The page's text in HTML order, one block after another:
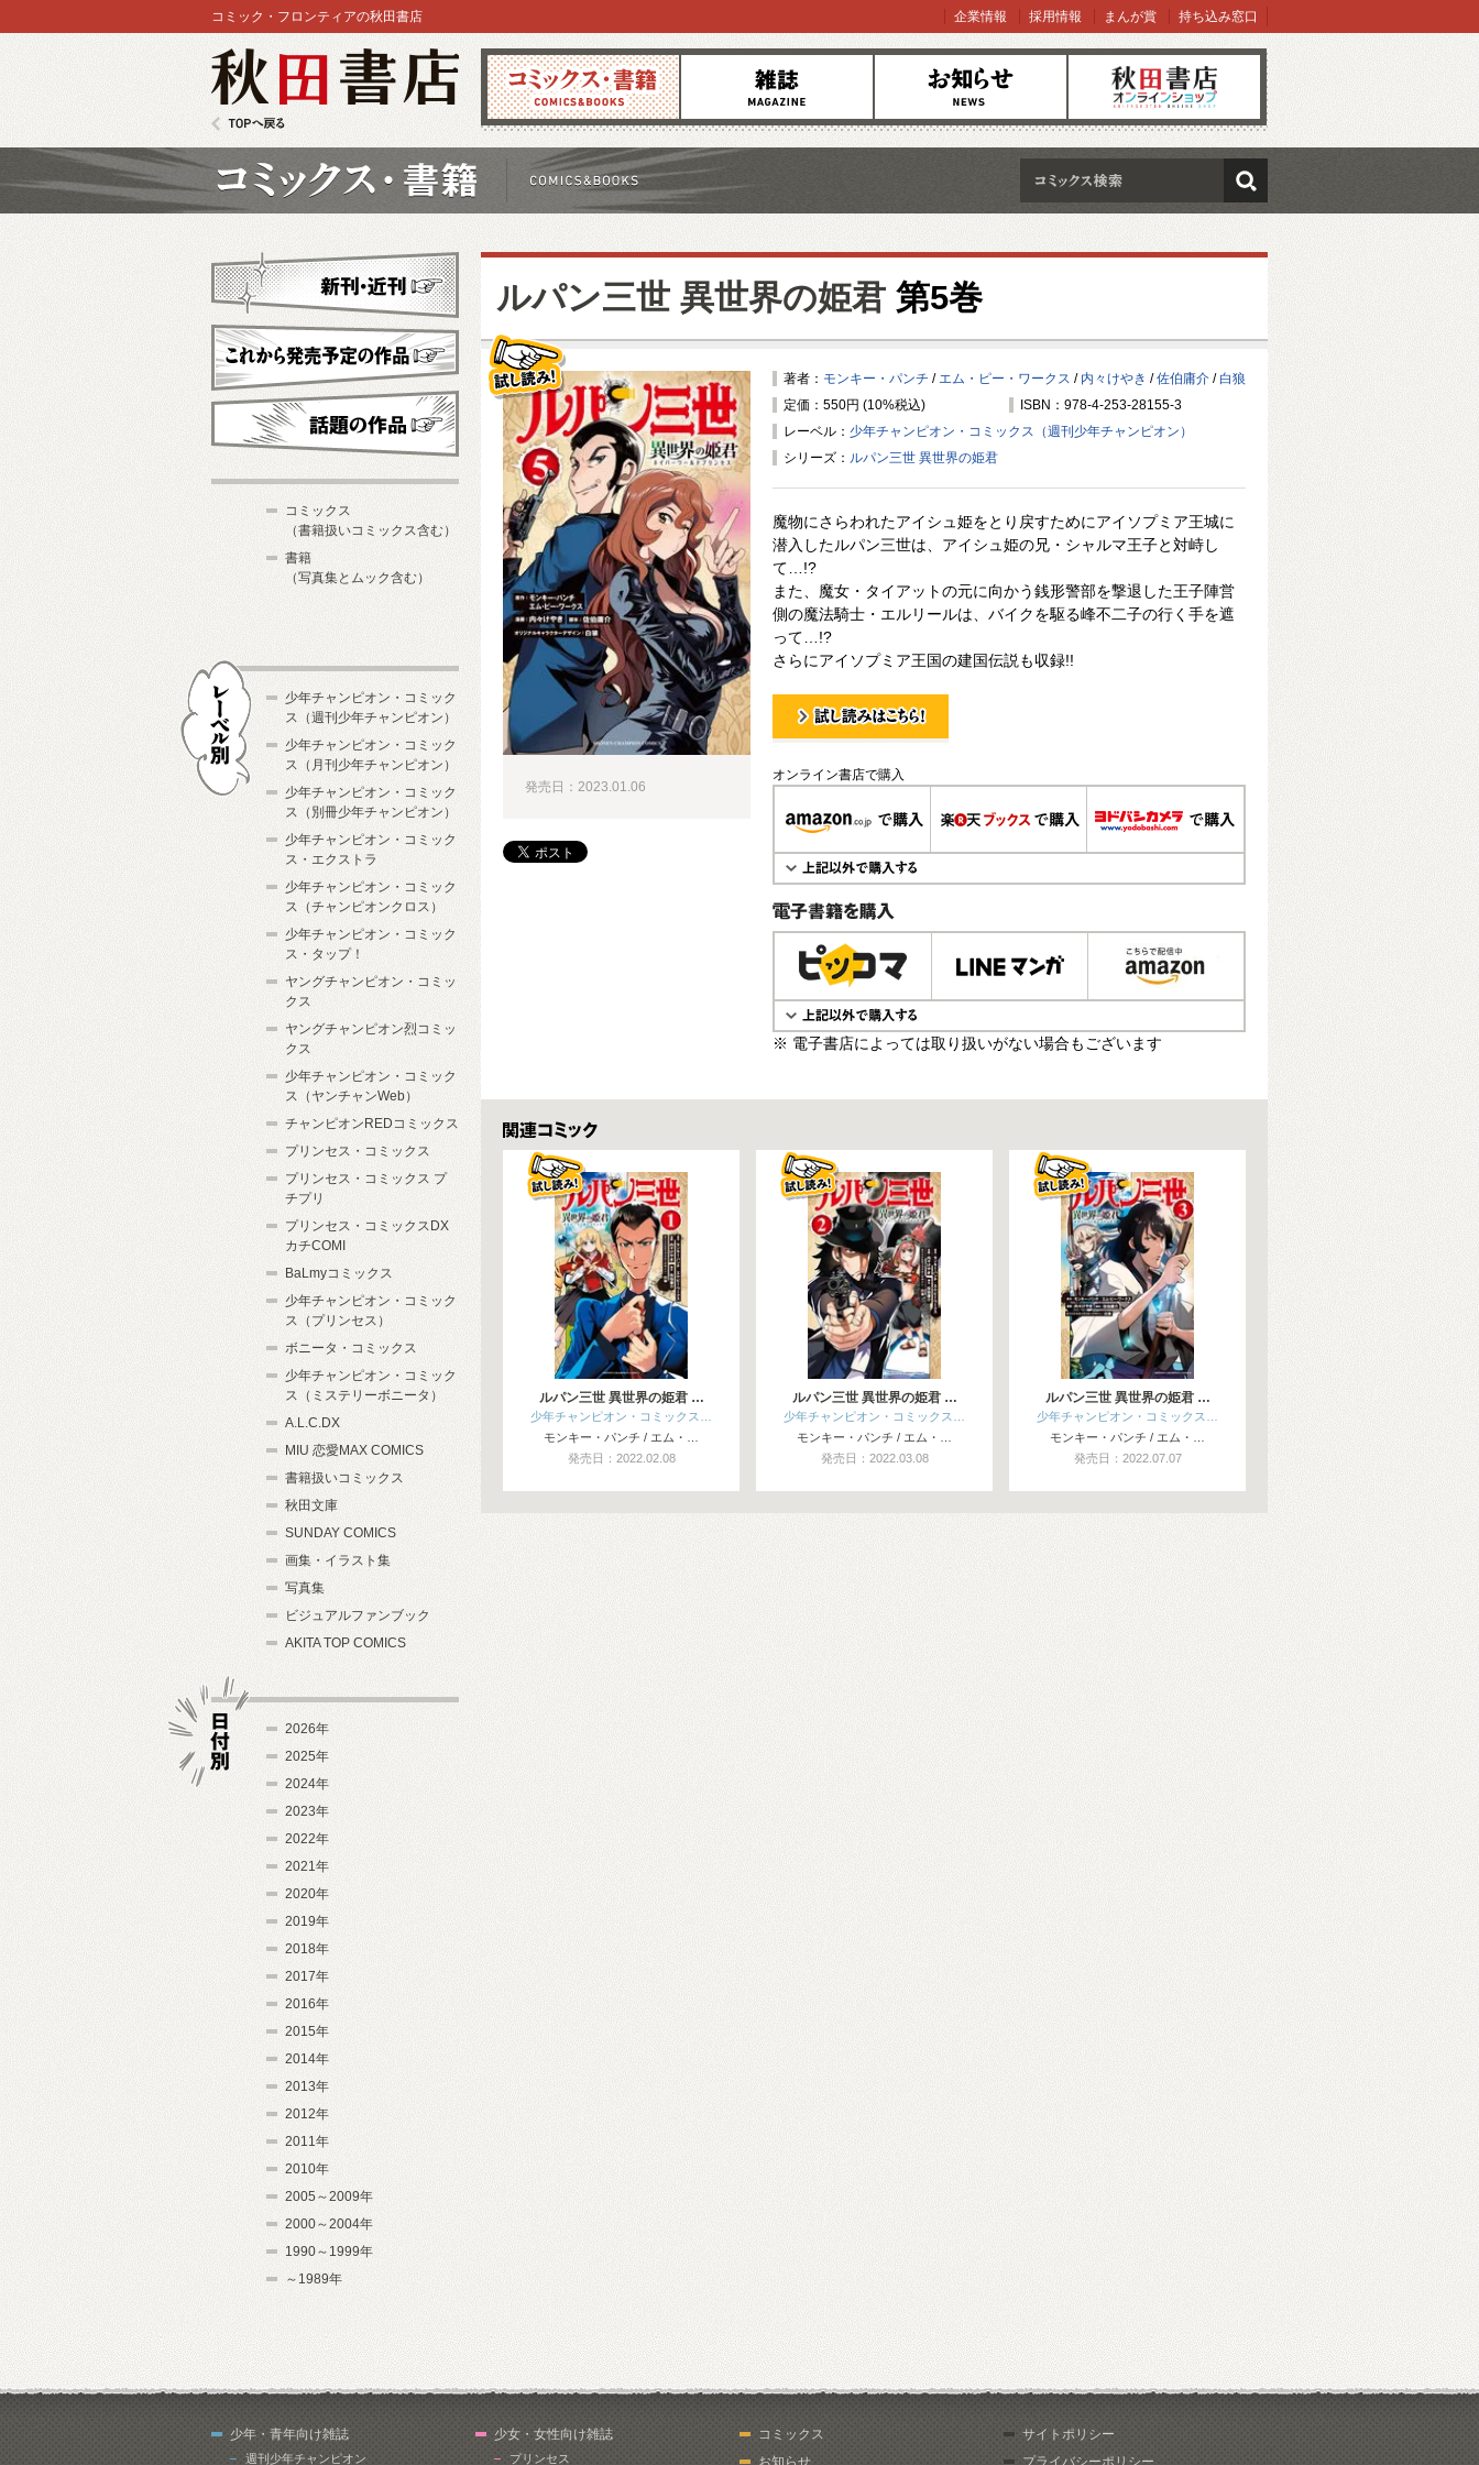
コミックス 雑誌 お知らせ オンラインショップ
コミック・フロンティアの秋田書店 企業情報 採用情報 まんが賞 持ち込み窓口
検索
ルパン三世 異世界の姫君 第5巻
著者： モンキー・パンチ / エム・ピー・ワークス / 内々けやき /佐伯庸介 / 白狼
定価：550円 (10%税込)
ISBN：978-4-253-28155-3
レーベル： 少年チャンピオン・コミックス（週刊少年チャンピオン）
シリーズ： ルパン三世 異世界の姫君
魔物にさらわれたアイシュ姫をとり戻すためにアイソプミア王城に
潜入したルパン三世は、アイシュ姫の兄・シャルマ王子と対峙し
て…!?
また、魔女・タイアットの元に向かう銭形警部を撃退した王子陣営
側の魔法騎士・エルリールは、バイクを駆る峰不二子の行く手を遮
って…!?
さらにアイソプミア王国の建国伝説も収録!!
試し読み！
オンライン書店で購入
電子書籍で購入
※ 電子書店によっては取り扱いがない場合もございます
発売日：2023.01.06
関連コミックス
ルパン三世 異世界の姫君 …
少年チャンピオン・コミックス…
モンキー・パンチ / エム・…
発売日：2022.02.08
ルパン三世 異世界の姫君 …
少年チャンピオン・コミックス…
モンキー・パンチ / エム・…
発売日：2022.03.08
ルパン三世 異世界の姫君 …
少年チャンピオン・コミックス…
モンキー・パンチ / エム・…
発売日：2022.07.07
新刊・近刊
これから発売予定
コミックス
（書籍扱いコミックス含む）
書籍
（写真集とムック含む）
少年チャンピオン・コミック
ス（週刊少年チャンピオン）
少年チャンピオン・コミック
ス（月刊少年チャンピオン）
少年チャンピオン・コミック
ス（別冊少年チャンピオン）
少年チャンピオン・コミック
ス・エクストラ
少年チャンピオン・コミック
ス（チャンピオンクロス）
少年チャンピオン・コミック
ス・タップ！
ヤングチャンピオン・コミッ
クス
ヤングチャンピオン烈コミッ
クス
少年チャンピオン・コミック
ス（ヤンチャンWeb）
チャンピオンREDコミックス
プリンセス・コミックス
プリンセス・コミックス プ
チプリ
プリンセス・コミックスDX
カチCOMI
BaLmyコミックス
少年チャンピオン・コミック
ス（プリンセス）
ボニータ・コミックス
少年チャンピオン・コミック
ス（ミステリーボニータ）
A.L.C.DX
MIU 恋愛MAX COMICS
書籍扱いコミックス
秋田文庫
SUNDAY COMICS
画集・イラスト集
写真集
ビジュアルファンブック
AKITA TOP COMICS
2026年
2025年
2024年
2023年
2022年
2021年
2020年
2019年
2018年
2017年
2016年
2015年
2014年
2013年
2012年
2011年
2010年
2005～2009年
2000～2004年
1990～1999年
～1989年
少年・青年向け雑誌
週刊少年チャンピオン
少女・女性向け雑誌
プリンセス
コミックス
お知らせ
サイトポリシー
プライバシーポリシー